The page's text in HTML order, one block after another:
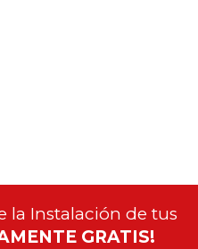
la Instalación de tus
GRATIS!